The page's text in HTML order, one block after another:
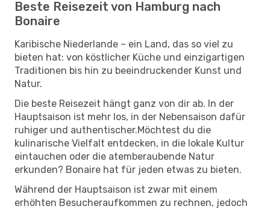
Beste Reisezeit von Hamburg nach
Bonaire
Karibische Niederlande – ein Land, das so viel zu
bieten hat: von köstlicher Küche und einzigartigen
Traditionen bis hin zu beeindruckender Kunst und
Natur.
Die beste Reisezeit hängt ganz von dir ab. In der
Hauptsaison ist mehr los, in der Nebensaison dafür
ruhiger und authentischer.Möchtest du die
kulinarische Vielfalt entdecken, in die lokale Kultur
eintauchen oder die atemberaubende Natur
erkunden? Bonaire hat für jeden etwas zu bieten.
Während der Hauptsaison ist zwar mit einem
erhöhten Besucheraufkommen zu rechnen, jedoch